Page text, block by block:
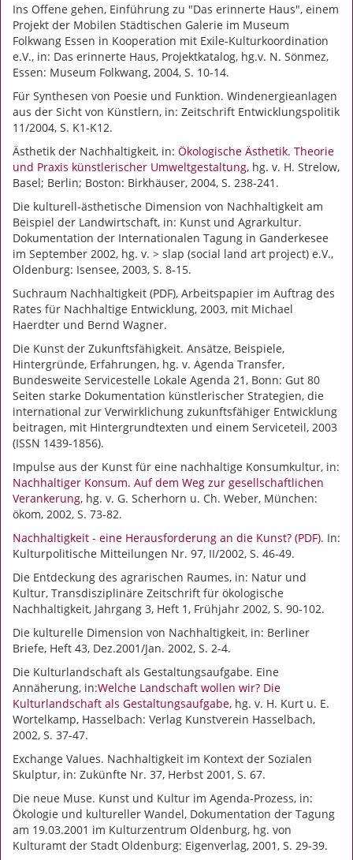
Ins Offene gehen, Einführung zu "Das erinnerte Haus", einem
Projekt der Mobilen Städtischen Galerie im Museum
Folkwang Essen in Kooperation mit Exile-Kulturkoordination
e.V., in: Das erinnerte Haus, Projektkatalog, hg.v. N. Sönmez,
Essen: Museum Folkwang, 2004, S. 10-14.
Für Synthesen von Poesie und Funktion. Windenergieanlagen
aus der Sicht von Künstlern, in: Zeitschrift Entwicklungspolitik
11/2004, S. K1-K12.
Ästhetik der Nachhaltigkeit, in: Ökologische Ästhetik. Theorie
und Praxis künstlerischer Umweltgestaltung, hg. v. H. Strelow,
Basel; Berlin; Boston: Birkhäuser, 2004, S. 238-241.
Die kulturell-ästhetische Dimension von Nachhaltigkeit am
Beispiel der Landwirtschaft, in: Kunst und Agrarkultur.
Dokumentation der Internationalen Tagung in Ganderkesee
im September 2002, hg. v. > slap (social land art project) e.V.,
Oldenburg: Isensee, 2003, S. 8-15.
Suchraum Nachhaltigkeit (PDF), Arbeitspapier im Auftrag des
Rates für Nachhaltige Entwicklung, 2003, mit Michael
Haerdter und Bernd Wagner.
Die Kunst der Zukunftsfähigkeit. Ansätze, Beispiele,
Hintergründe, Erfahrungen, hg. v. Agenda Transfer,
Bundesweite Servicestelle Lokale Agenda 21, Bonn: Gut 80
Seiten starke Dokumentation künstlerischer Strategien, die
international zur Verwirklichung zukunftsfähiger Entwicklung
beitragen, mit Hintergrundtexten und einem Serviceteil, 2003
(ISSN 1439-1856).
Impulse aus der Kunst für eine nachhaltige Konsumkultur, in:
Nachhaltiger Konsum. Auf dem Weg zur gesellschaftlichen
Verankerung, hg. v. G. Scherhorn u. Ch. Weber, München:
ökom, 2002, S. 73-82.
Nachhaltigkeit - eine Herausforderung an die Kunst? (PDF). In:
Kulturpolitische Mitteilungen Nr. 97, II/2002, S. 46-49.
Die Entdeckung des agrarischen Raumes, in: Natur und
Kultur, Transdisziplinäre Zeitschrift für ökologische
Nachhaltigkeit, Jahrgang 3, Heft 1, Frühjahr 2002, S. 90-102.
Die kulturelle Dimension von Nachhaltigkeit, in: Berliner
Briefe, Heft 43, Dez.2001/Jan. 2002, S. 2-4.
Die Kulturlandschaft als Gestaltungsaufgabe. Eine
Annäherung, in:Welche Landschaft wollen wir? Die
Kulturlandschaft als Gestaltungsaufgabe, hg. v. H. Kurt u. E.
Wortelkamp, Hasselbach: Verlag Kunstverein Hasselbach,
2002, S. 37-47.
Exchange Values. Nachhaltigkeit im Kontext der Sozialen
Skulptur, in: Zukünfte Nr. 37, Herbst 2001, S. 67.
Die neue Muse. Kunst und Kultur im Agenda-Prozess, in:
Ökologie und kultureller Wandel, Dokumentation der Tagung
am 19.03.2001 im Kulturzentrum Oldenburg, hg. von
Kulturamt der Stadt Oldenburg: Eigenverlag, 2001, S. 29-39.